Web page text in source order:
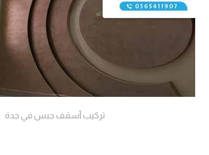
تركيب أسقف جبس في جدة